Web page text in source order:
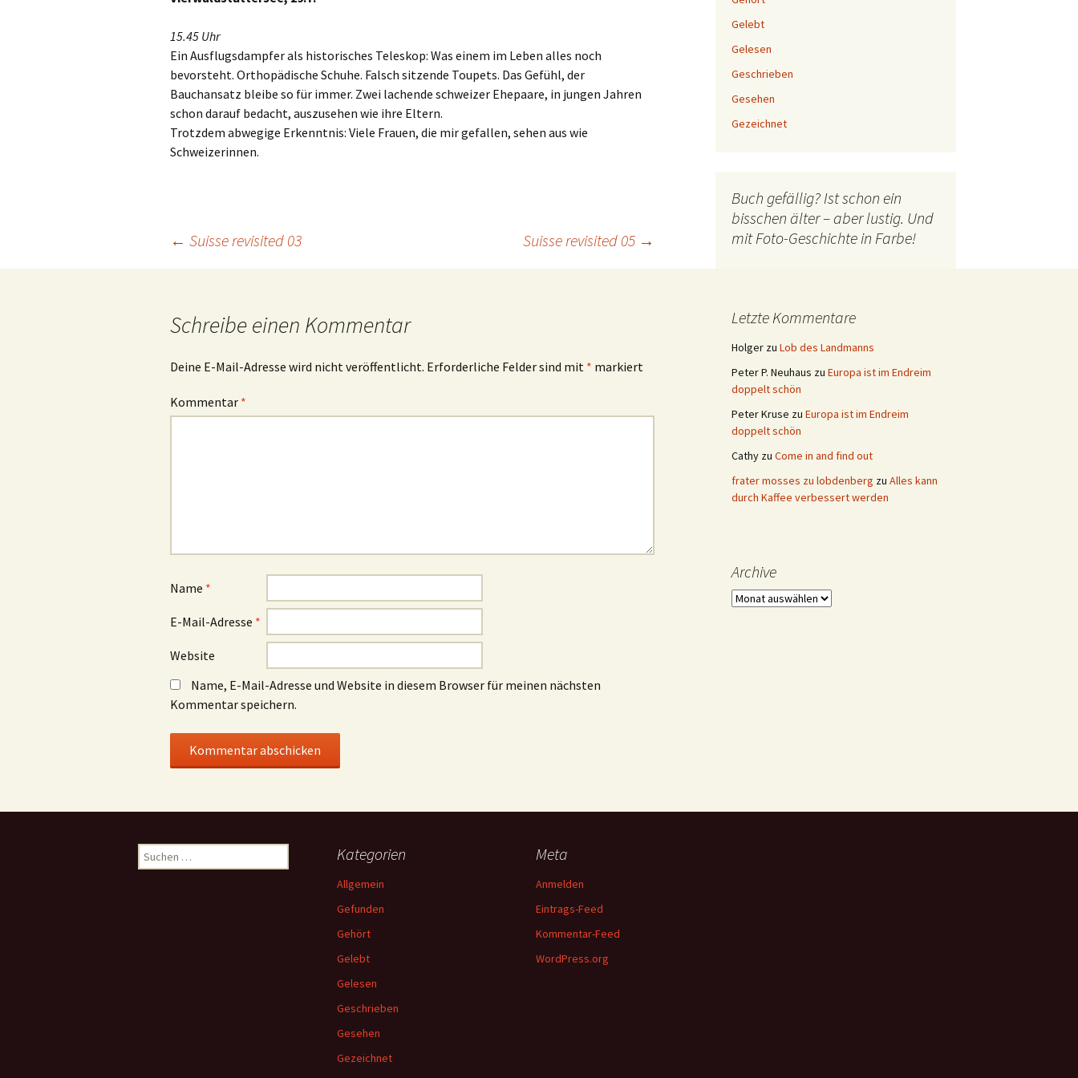
15.45 Uhr
Ein Ausflugsdampfer als historisches Teleskop: Was einem im Leben alles noch
bevorsteht. Orthopädische Schuhe. Falsch sitzende Toupets. Das Gefühl, der
Bauchansatz bleibe so für immer. Zwei lachende schweizer Ehepaare, in jungen Jahren
schon darauf bedacht, auszusehen wie ihre Eltern.
Trotzdem abwegige Erkenntnis: Viele Frauen, die mir gefallen, sehen aus wie
Schweizerinnen.
← Suisse revisited 03 Suisse revisited 05 →
Schreibe einen Kommentar
Deine E-Mail-Adresse wird nicht veröffentlicht. Erforderliche Felder sind mit * markiert
Kommentar *
Name *
E-Mail-Adresse *
Website
Name, E-Mail-Adresse und Website in diesem Browser für meinen nächsten
Kommentar speichern.
Gelebt
Gelesen
Geschrieben
Gesehen
Gezeichnet
Buch gefällig? Ist schon ein
bisschen älter – aber lustig. Und
mit Foto-Geschichte in Farbe!
Letzte Kommentare
Holger zu Lob des Landmanns
Peter P. Neuhaus zu Europa ist im Endreim
doppelt schön
Peter Kruse zu Europa ist im Endreim
doppelt schön
Cathy zu Come in and find out
frater mosses zu lobdenberg zu Alles kann
durch Kaffee verbessert werden
Archive
Archive
Suchen
nach:
Kategorien
Allgemein
Gefunden
Gehört
Gelebt
Gelesen
Geschrieben
Gesehen
Gezeichnet
Meta
Anmelden
Eintrags-Feed
Kommentar-Feed
WordPress.org